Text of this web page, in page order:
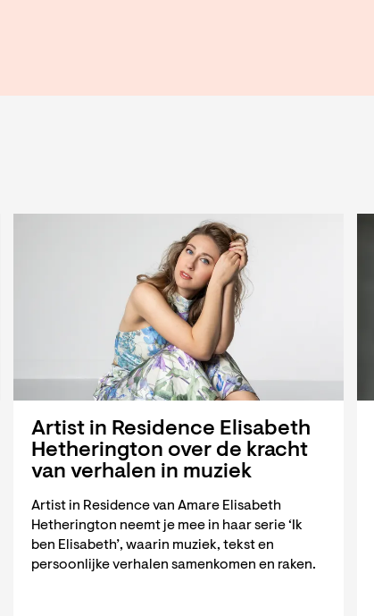
Artist in Residence Elisabeth
Hetherington over de kracht
van verhalen in muziek
Artist in Residence van Amare Elisabeth
Hetherington neemt je mee in haar serie ‘Ik
ben Elisabeth’, waarin muziek, tekst en
persoonlijke verhalen samenkomen en raken.